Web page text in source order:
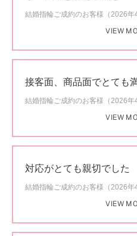
結婚指輪ご成約のお客様（2026年
VIEW
接客面、商品面でとても
結婚指輪ご成約のお客様（2026年
VIEW
対応がとても親切でした
結婚指輪ご成約のお客様（2026年
VIEW